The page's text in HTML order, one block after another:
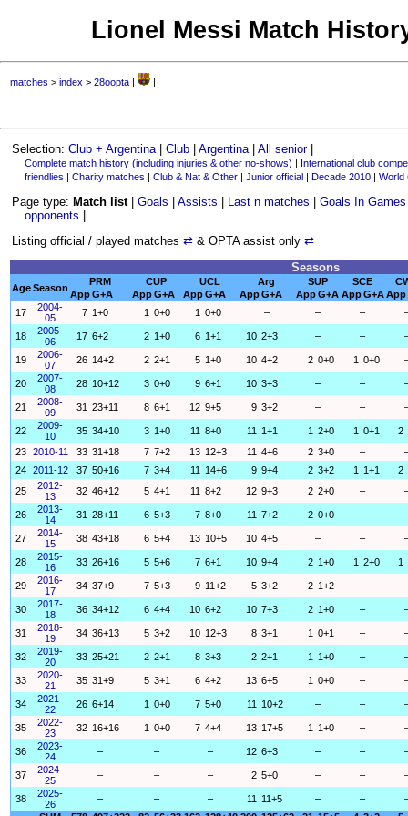
Lionel Messi Match
matches >index >28oopta | |
Selection:Club + Argentina |Club |Argentina |All senior|
Complete match history (including injuries & other no-shows) | International club
friendlies | Charity matches | Club & Nat & Other| Junior official| Decade 2010| World
Page type: Match list|Goals |Assists Last n matches |Goals In Games
opponents
Listing official / played matches⇄ & OPTA assist only⇄
Seasons
AgeSeason
PRM CUP UCL Arg SUP SCE
AppG+A AppG+A AppG+A AppG+A AppG+A AppG+AApp
17
2004-
05
7 1+0 1 0+0 1 0+0 – – –
18
2005-
06
17 6+2 2 1+0 6 1+1 10 2+3 – –
19
2006-
07
26 14+2 2 2+1 5 1+0 10 4+2 2 0+0 1 0+0
20
2007-
08
28 10+12 3 0+0 9 6+1 10 3+3 – –
21
2008-
09
31 23+11 8 6+1 12 9+5 9 3+2 – –
22
2009-
10
35 34+10 3 1+0 11 8+0 11 1+1 1 2+0 1 0+1 2
23 2010-11 33 31+18 7 7+2 13 12+3 11 4+6 2 3+0 –
24 2011-12 37 50+16 7 3+4 11 14+6 9 9+4 2 3+2 1 1+1 2
25
2012-
13
32 46+12 5 4+1 11 8+2 12 9+3 2 2+0 –
26
2013-
14
31 28+11 6 5+3 7 8+0 11 7+2 2 0+0 –
27
2014-
15
38 43+18 6 5+4 13 10+5 10 4+5 – –
28
2015-
16
33 26+16 5 5+6 7 6+1 10 9+4 2 1+0 1 2+0 1
29
2016-
17
34 37+9 7 5+3 9 11+2 5 3+2 2 1+2 –
30
2017-
18
36 34+12 6 4+4 10 6+2 10 7+3 2 1+0 –
31
2018-
19
34 36+13 5 3+2 10 12+3 8 3+1 1 0+1 –
32
2019-
20
33 25+21 2 2+1 8 3+3 2 2+1 1 1+0 –
33
2020-
21
35 31+9 5 3+1 6 4+2 13 6+5 1 0+0 –
34
2021-
22
26 6+14 1 0+0 7 5+0 11 10+2 – –
35
2022-
23
32 16+16 1 0+0 7 4+4 13 17+5 1 1+0 –
36
2023-
24
– – – 12 6+3 – –
37
2024-
25
– – – 2 5+0 – –
38
2025-
26
– – – 11 11+5 – –